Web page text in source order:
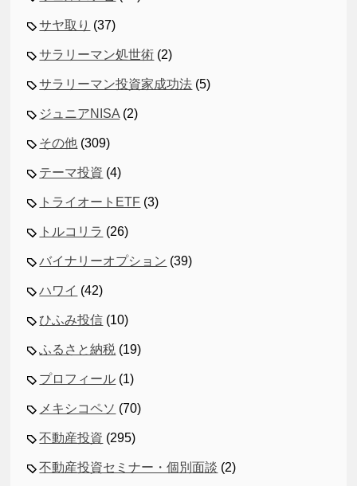
サヤ取り (37)
サラリーマン処世術 (2)
サラリーマン投資家成功法 (5)
ジュニアNISA (2)
その他 (309)
テーマ投資 (4)
トライオートETF (3)
トルコリラ (26)
バイナリーオプション (39)
ハワイ (42)
ひふみ投信 (10)
ふるさと納税 (19)
プロフィール (1)
メキシコペソ (70)
不動産投資 (295)
不動産投資セミナー・個別面談 (2)